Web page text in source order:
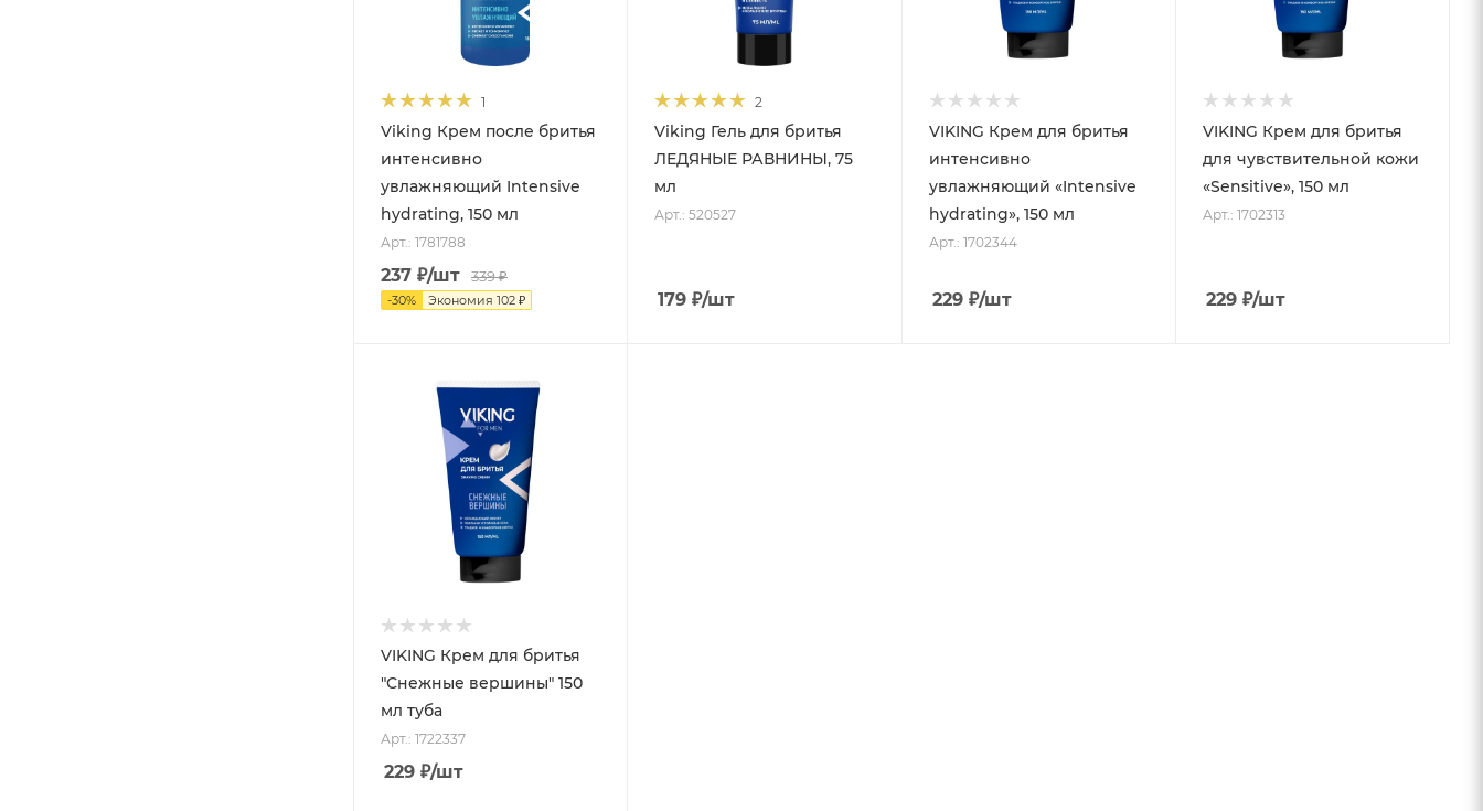
1
Viking Крем после бритья
интенсивно
увлажняющий Intensive
hydrating, 150 мл
Арт.: 1781788
237 ₽/шт 339₽
-30% Экономия 102 ₽
2
Viking Гель для бритья
ЛЕДЯНЫЕ РАВНИНЫ, 75
мл
Арт.: 520527
179 ₽/шт
VIKING Крем для бритья
интенсивно
увлажняющий «Intensive
hydrating», 150 мл
Арт.: 1702344
229₽/шт
VIKING Крем для бритья
для чувствительной кожи
«Sensitive», 150 мл
Арт.: 1702313
229₽/шт
VIKING Крем для бритья
"Снежные вершины" 150
мл туба
Арт.: 1722337
229 ₽/шт